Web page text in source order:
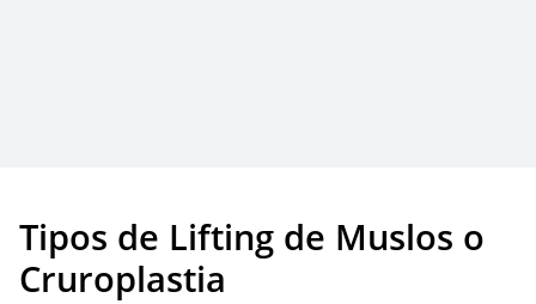
Tipos de Lifting de Muslos o
Cruroplastia